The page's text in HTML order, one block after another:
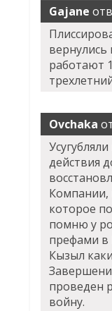
Gajane
вернулись
работают
Ovchaka
действия
Компании,
которое
помню у
префами в
Кызыл
проведен
войну.